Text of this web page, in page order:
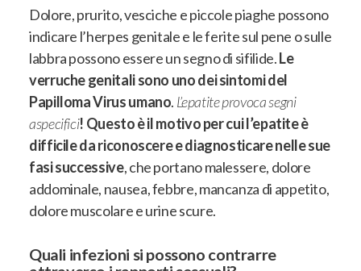
Dolore, prurito, vesciche e piccole piaghe possono
indicare l’herpes genitale e le ferite sul pene o sulle
labbra possono essere un segno di sifilide.Le
verruche genitali sono uno dei sintomi del
Papilloma Virus umano. L’epatite provoca segni
aspecifici! Questo è il motivo per cui l’epatite è
difficile da riconoscere e diagnosticare nelle sue
fasi successive, che portanomalessere, dolore
addominale, nausea, febbre, mancanza di appetito,
dolore muscolare e urine scure.
Quali infezioni si possono contrarre